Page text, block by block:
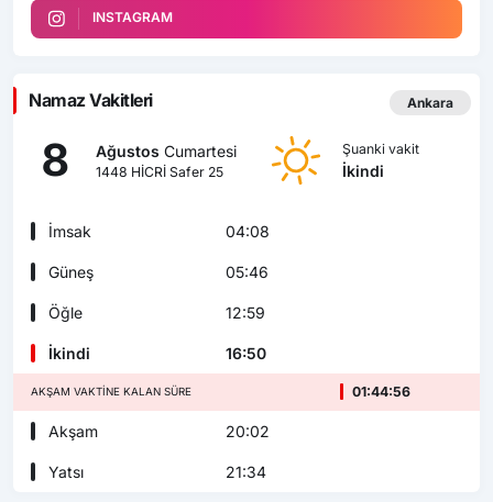
INSTAGRAM
Namaz Vakitleri Ankara
8 Ağustos Cumartesi
1448 HİCRİ Safer 25
Şuanki vakit
İkindi
İmsak 04:08
Güneş 05:46
Öğle 12:59
İkindi 16:50
AKŞAM VAKTINE KALAN SÜRE 01:44:55
Akşam 20:02
Yatsı 21:34